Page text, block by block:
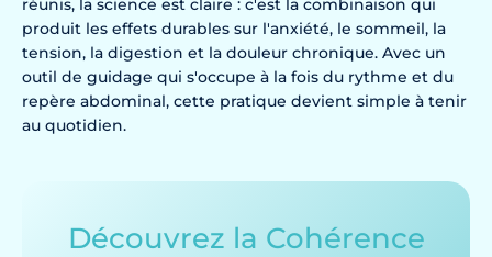
réunis, la science est claire : c'est la combinaison qui
produit les effets durables sur l'anxiété, le sommeil, la
tension, la digestion et la douleur chronique. Avec un
outil de guidage qui s'occupe à la fois du rythme et du
repère abdominal, cette pratique devient simple à tenir
au quotidien.
Découvrez la Cohérence